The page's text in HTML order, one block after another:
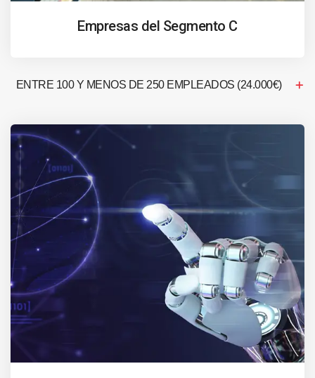
Empresas del Segmento C
ENTRE 100 Y MENOS DE 250 EMPLEADOS (24.000€)